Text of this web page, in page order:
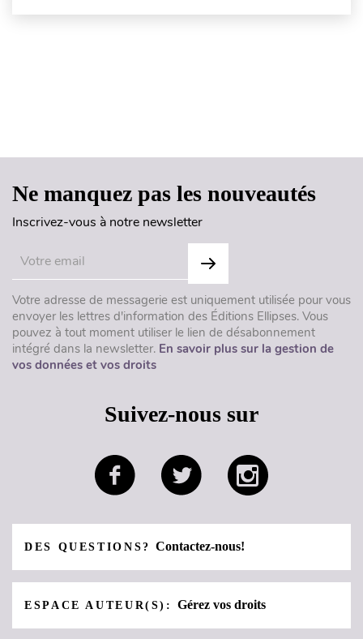
Ne manquez pas les nouveautés
Inscrivez-vous à notre newsletter
Votre adresse de messagerie est uniquement utilisée pour vous
envoyer les lettres d'information des Éditions Ellipses. Vous
pouvez à tout moment utiliser le lien de désabonnement
intégré dans la newsletter. En savoir plus sur la gestion de
vos données et vos droits
Suivez-nous sur
DES QUESTIONS?Contactez-nous!
ESPACE AUTEUR(S):Gérez vos droits